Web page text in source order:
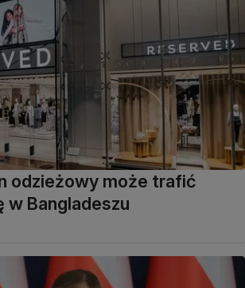
odzieżowy może trafić
w Bangladeszu